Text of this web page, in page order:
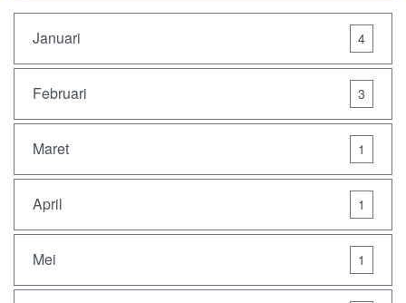
Januari 4
Februari 3
Maret 1
April 1
Mei 1